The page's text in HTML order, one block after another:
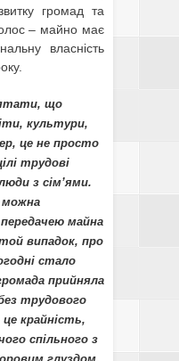
громад та
– майно має
власність
що
культури,
це не просто
трудові
з сім’ями.
можна
майна
випадок, про
стало
прийняла
трудового
крайність,
спільного з